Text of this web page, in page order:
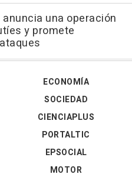
una operación
y promete
ECONOMÍA
SOCIEDAD
CIENCIAPLUS
PORTALTIC
EPSOCIAL
MOTOR